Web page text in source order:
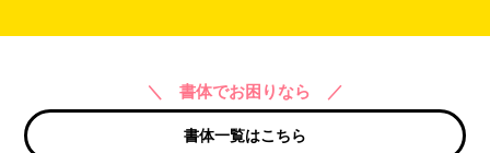
＼ 書体でお困りなら ／
書体一覧はこちら